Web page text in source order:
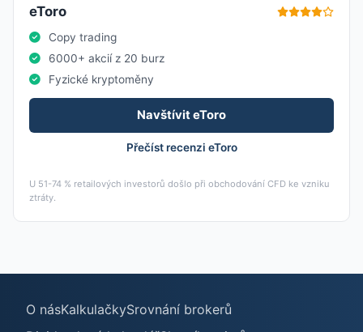
eToro
Copy trading
6000+ akcií z 20 burz
Fyzické kryptoměny
Navštívit eToro
Přečíst recenzi eToro
U 51-74 % retailových investorů došlo při obchodování CFD ke vzniku
ztráty.
O násKalkulačkySrovnání brokerů